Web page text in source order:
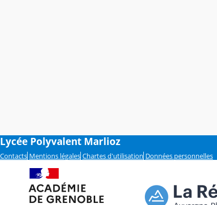
Lycée Polyvalent Marlioz
Contacts Mentions légales Chartes d'utilisation Données personnelles